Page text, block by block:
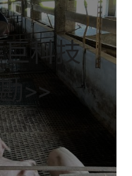
科技
>>